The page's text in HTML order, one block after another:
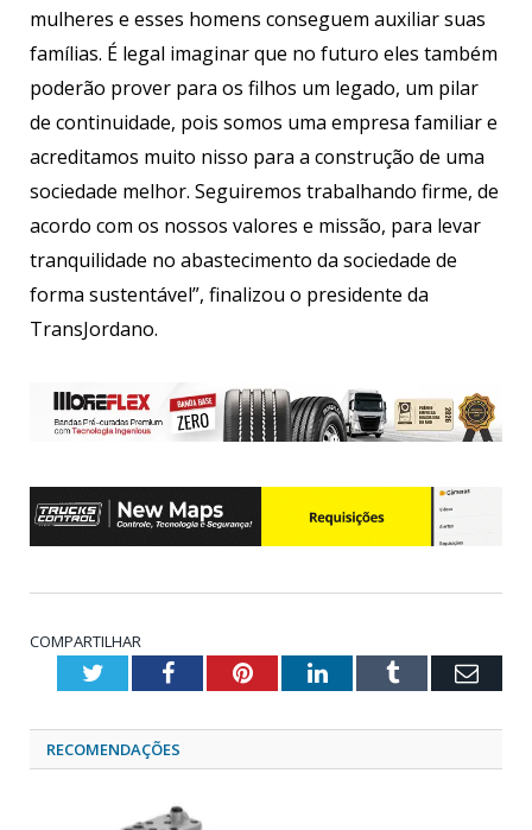
mulheres e esses homens conseguem auxiliar suas
famílias. É legal imaginar que no futuro eles também
poderão prover para os filhos um legado, um pilar
de continuidade, pois somos uma empresa familiar e
acreditamos muito nisso para a construção de uma
sociedade melhor. Seguiremos trabalhando firme, de
acordo com os nossos valores e missão, para levar
tranquilidade no abastecimento da sociedade de
forma sustentável”, finalizou o presidente da
TransJordano.
COMPARTILHAR
TwitterFacebookPinterestLinkedInTumblr
RECOMENDAÇÕES